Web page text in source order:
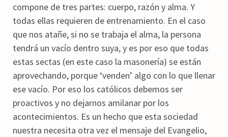
compone de tres partes: cuerpo, razón y alma. Y
todas ellas requieren de entrenamiento. En el caso
que nos atañe, si no se trabaja el alma, la persona
tendrá un vacío dentro suya, y es por eso que todas
estas sectas (en este caso la masonería) se están
aprovechando, porque ‘venden’ algo con lo que llenar
ese vacío. Por eso los católicos debemos ser
proactivos y no dejarnos amilanar por los
acontecimientos. Es un hecho que esta sociedad
nuestra necesita otra vez el mensaje del Evangelio,